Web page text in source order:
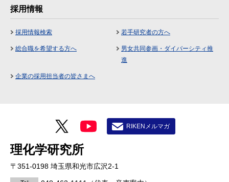
採用情報
採用情報検索 若手研究者の方へ
総合職を希望する方へ
男女共同参画・ダイバーシティ推
進
企業の採用担当者の皆さまへ
理化学研究所
〒351-0198 埼玉県和光市広沢2-1
RIKENメルマガ